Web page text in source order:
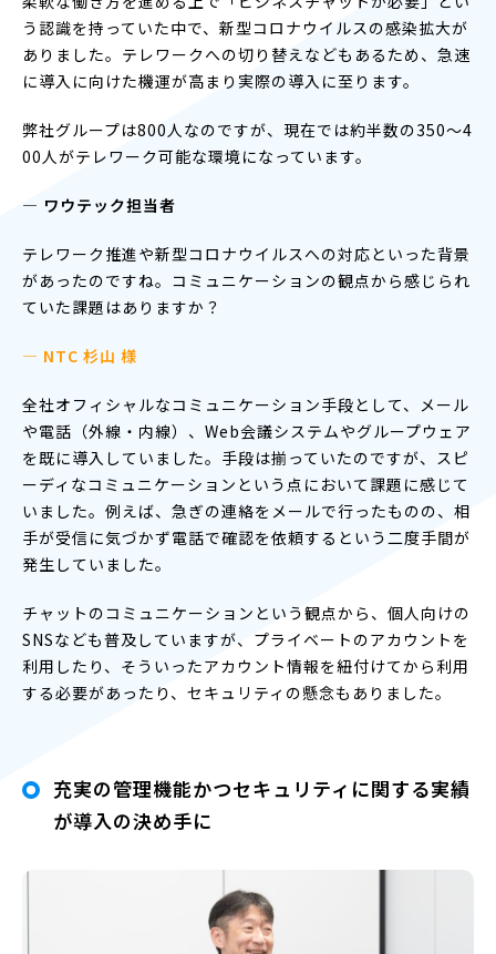
う認識を持っていた中で、新型コロナウイルスの感染拡大が
ありました。テレワークへの切り替えなどもあるため、急速
に導入に向けた機運が高まり実際の導入に至ります。
弊社グループは800人なのですが、現在では約半数の350〜4
00人がテレワーク可能な環境になっています。
― ワウテック担当者
テレワーク推進や新型コロナウイルスへの対応といった背景
があったのですね。コミュニケーションの観点から感じられ
ていた課題はありますか？
— NTC 杉山 様
全社オフィシャルなコミュニケーション手段として、メール
や電話（外線・内線）、Web会議システムやグループウェア
を既に導入していました。手段は揃っていたのですが、スピ
ーディなコミュニケーションという点において課題に感じて
いました。例えば、急ぎの連絡をメールで行ったものの、相
手が受信に気づかず電話で確認を依頼するという二度手間が
発生していました。
チャットのコミュニケーションという観点から、個人向けの
SNSなども普及していますが、プライベートのアカウントを
利用したり、そういったアカウント情報を紐付けてから利用
する必要があったり、セキュリティの懸念もありました。
充実の管理機能かつセキュリティに関する実績
が導入の決め手に